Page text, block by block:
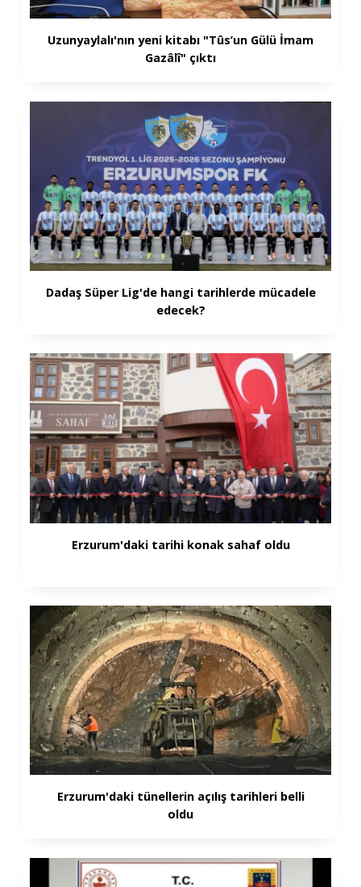
Uzunyaylalı'nın yeni kitabı "Tûs’un Gülü İmam
Gazâlî" çıktı
Dadaş Süper Lig'de hangi tarihlerde mücadele
edecek?
Erzurum'daki tarihi konak sahaf oldu
Erzurum'daki tünellerin açılış tarihleri belli
oldu